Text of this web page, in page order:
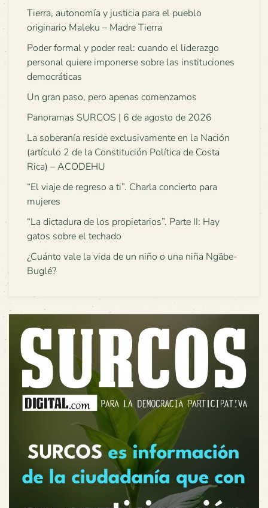
Tierra, autonomía y justicia para el pueblo
originario Maleku – Madre Tierra
Poder formal y poder real: cuando el liderazgo
personal quiere imponerse sobre las instituciones
democráticas
Un gran paso, pero apenas comenzamos
Panoramas SURCOS | 6 de agosto de 2026
La soberanía reside exclusivamente en la Nación
(artículo 2 de la Constitución Política de Costa
Rica) – ACODEHU
“El viaje de regreso a ti”. Charla concierto para
mujeres
“La dictadura de los propietarios”. Parte II: Hay
gatos sobre el techado
¿Cuánto vale la vida de un niño o una niña Ngäbe-
Buglé?